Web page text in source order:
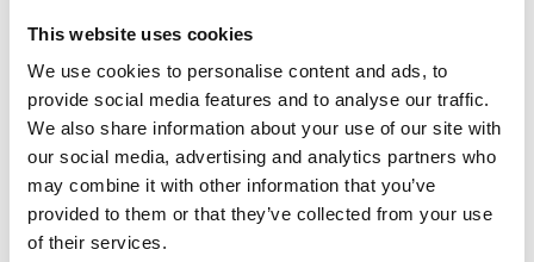
This website uses cookies
We use cookies to personalise content and ads, to
provide social media features and to analyse our traffic.
We also share information about your use of our site with
our social media, advertising and analytics partners who
may combine it with other information that you’ve
provided to them or that they’ve collected from your use
of their services.
ettei tullut kirjoitettua monia lasten lausahduksia muistiin.
askartelumassaan, mitä tytöt kauhistelivat Yök-sanojen
säestyksellä. Tuolloin eräs poika totesi: ”Ope on ainut tyttö
tässä koulussa, joka ei oo nirppanokka.” Luottamuksen ja
läheisyyden osoituksia olivat myös hetket, kun oppilaat
kutsuivat opettajaa äidiksi – jopa ukiksi. Muistissa on mieltä
lämmittävä oppilaan lausahdus: ”Sinä oot paras ope, tällä